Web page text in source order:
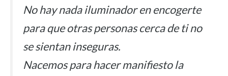
No hay nada iluminador en encogerte
para que otras personas cerca de ti no
se sientan inseguras.
Nacemos para hacer manifiesto la